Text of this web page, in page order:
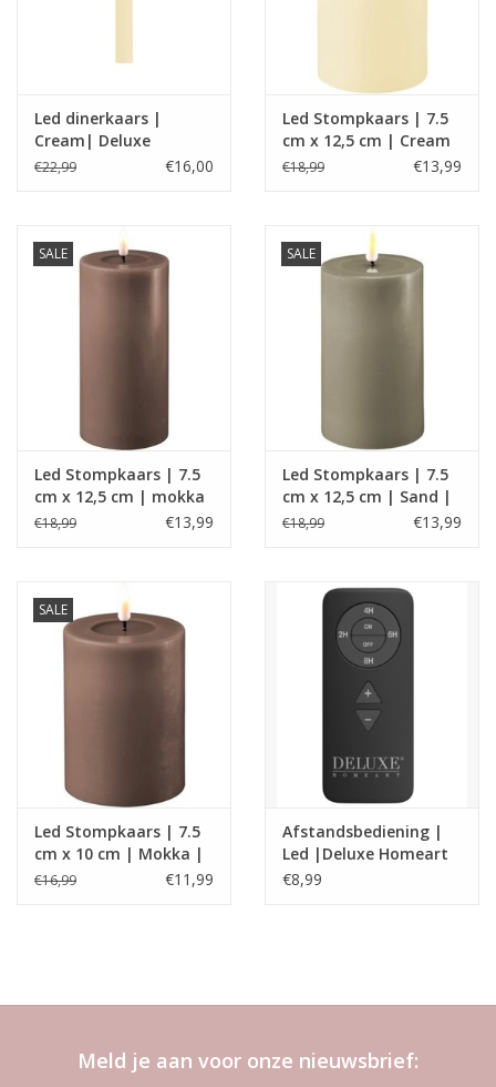
Led dinerkaars |
Cream| Deluxe
Homeart
€22,99 €16,00
Led Stompkaars | 7.5
cm x 12,5 cm | Cream
| Deluxe Homeart
€18,99 €13,99
SALE
Led Stompkaars | 7.5
cm x 12,5 cm | mokka
| Deluxe Homeart
€18,99 €13,99
SALE
Led Stompkaars | 7.5
cm x 12,5 cm | Sand |
Deluxe Homeart
€18,99 €13,99
SALE
Led Stompkaars | 7.5
cm x 10 cm | Mokka |
Deluxe Homeart
€16,99 €11,99
Afstandsbediening |
Led |Deluxe Homeart
€8,99
Meld je aan voor onze nieuwsbrief: